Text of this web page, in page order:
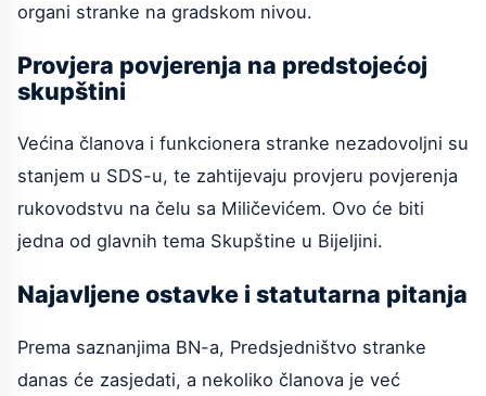
organi stranke na gradskom nivou.
Provjera povjerenja na predstojećoj
skupštini
Većina članova i funkcionera stranke nezadovoljni su
stanjem u SDS-u, te zahtijevaju provjeru povjerenja
rukovodstvu na čelu sa Miličevićem. Ovo će biti
jedna od glavnih tema Skupštine u Bijeljini.
Najavljene ostavke i statutarna pitanja
Prema saznanjima BN-a, Predsjedništvo stranke
danas će zasjedati, a nekoliko članova je već